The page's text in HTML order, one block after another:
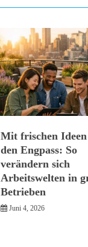
Mit frischen Ideen
den Engpass: So
verändern sich
Arbeitswelten in
Betrieben
Juni 4, 2026